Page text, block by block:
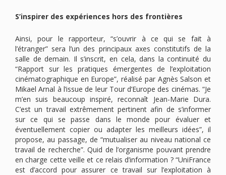
S’inspirer des expériences hors des frontières
Ainsi, pour le rapporteur, “s’ouvrir à ce qui se fait à
l’étranger” sera l’un des principaux axes constitutifs de la
salle de demain. Il s’inscrit, en cela, dans la continuité du
“Rapport sur les pratiques émergentes de l’exploitation
cinématographique en Europe”, réalisé par Agnès Salson et
Mikael Arnal à l’issue de leur Tour d’Europe des cinémas. “Je
m’en suis beaucoup inspiré, reconnaît Jean-Marie Dura.
C’est un travail extrêmement pertinent afin de s’informer
sur ce qui se passe dans le monde pour évaluer et
éventuellement copier ou adapter les meilleurs idées”, il
propose, au passage, de “mutualiser au niveau national ce
travail de recherche”. Quid de l’organisme pouvant prendre
en charge cette veille et ce relais d’information ? “UniFrance
est d’accord pour assurer ce travail sur l’exploitation à